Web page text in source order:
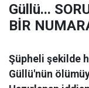
Güllü...
BİR
Şüpheli şekilde
Güllü'nün